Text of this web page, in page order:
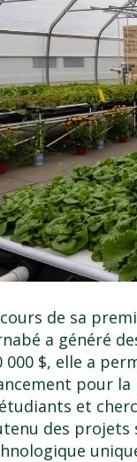
de sa
a généré
000 $, elle a
pour
et
des